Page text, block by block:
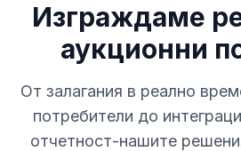
Изграждаме
аукционни
От залагания в реално
потребители до
отчетност-нашите